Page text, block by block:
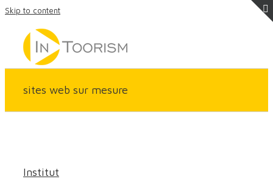
Skip to content
sites web sur mesure
Institut